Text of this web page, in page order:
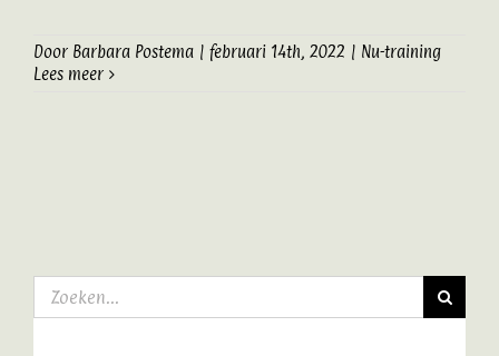
Door Barbara Postema | februari 14th, 2022 | Nu-training
Lees meer
Zoeken
naar: